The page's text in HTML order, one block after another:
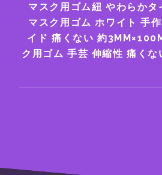
マスク用ゴム紐 やわらかタ
マスク用ゴム ホワイト 手
イド 痛くない 約
ク用ゴム 手芸 伸縮性 痛くな